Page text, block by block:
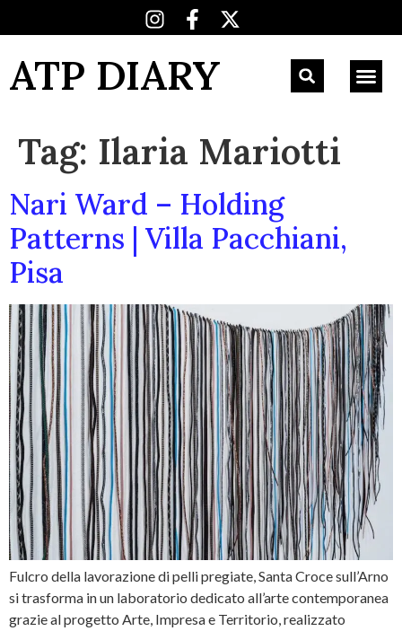
ATP DIARY
Tag: Ilaria Mariotti
Nari Ward – Holding
Patterns | Villa Pacchiani,
Pisa
Fulcro della lavorazione di pelli pregiate, Santa Croce sull’Arno
si trasforma in un laboratorio dedicato all’arte contemporanea
grazie al progetto Arte, Impresa e Territorio, realizzato